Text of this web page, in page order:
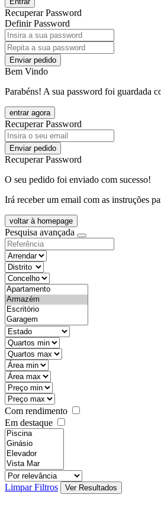
Recuperar Password
Definir Password
Enviar pedido
Bem Vindo
Parabéns! A sua password foi guardada
entrar agora
Recuperar Password
Enviar pedido
Recuperar Password
O seu pedido foi enviado com sucesso!
Irá receber um email com as instruções
voltar à homepage
Pesquisa avançada
objective
districtId
countyId
types
state
mintypo
maxtypo
minarea
maxarea
minprice
maxprice
Com rendimento
Em destaque
features
realestateOrder
Limpar Filtros
Ver Resultados